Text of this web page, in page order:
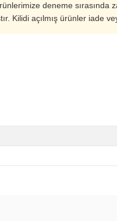
deneme sırasında
Kilidi açılmış ürünler iade